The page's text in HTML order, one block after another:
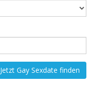
Jetzt Gay Sexdate finden